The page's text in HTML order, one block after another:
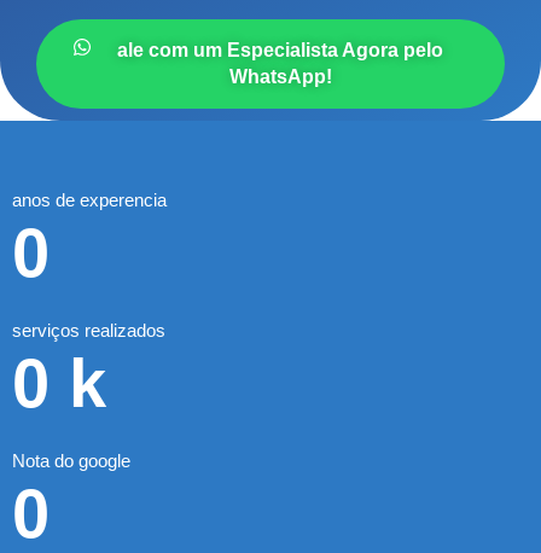
ale com um Especialista Agora pelo
WhatsApp!
anos de experencia
0
serviços realizados
0 k
Nota do google
0